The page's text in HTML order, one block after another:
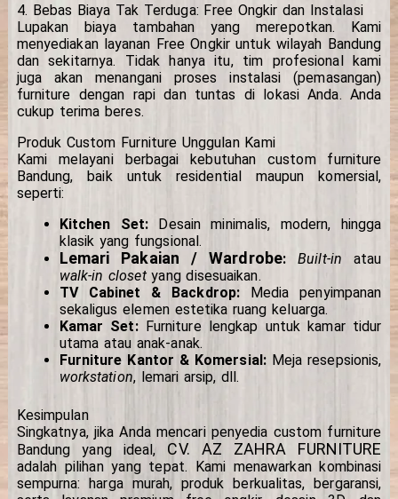
4. Bebas Biaya Tak Terduga: Free Ongkir dan Instalasi
Lupakan biaya tambahan yang merepotkan. Kami
menyediakan layanan Free Ongkir untuk wilayah Bandung
dan sekitarnya. Tidak hanya itu, tim profesional kami
juga akan menangani proses instalasi (pemasangan)
furniture dengan rapi dan tuntas di lokasi Anda. Anda
cukup terima beres.
Produk Custom Furniture Unggulan Kami
Kami melayani berbagai kebutuhan custom furniture
Bandung, baik untuk residential maupun komersial,
seperti:
Kitchen Set: Desain minimalis, modern, hingga
klasik yang fungsional.
Lemari Pakaian / Wardrobe: Built-in atau
walk-in closetyang disesuaikan.
TV Cabinet & Backdrop: Media penyimpanan
sekaligus elemen estetika ruang keluarga.
Kamar Set:Furniture lengkap untuk kamar tidur
utama atau anak-anak.
Furniture Kantor & Komersial:Meja resepsionis,
workstation, lemari arsip, dll.
Kesimpulan
Singkatnya, jika Anda mencari penyedia custom furniture
Bandung yang ideal, CV. AZ ZAHRA FURNITURE
adalah pilihan yang tepat. Kami menawarkan kombinasi
sempurna: harga murah, produk berkualitas, bergaransi,